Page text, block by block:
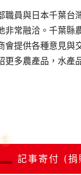
員與日本千葉台
非常融洽。千葉縣
會提供各種意見與
更多農產品，水產
記事寄付 (捐